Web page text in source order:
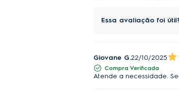
Essa avaliação foi
Giovane G.22/10/2025
Compra Verificada
Atende a necessidade.